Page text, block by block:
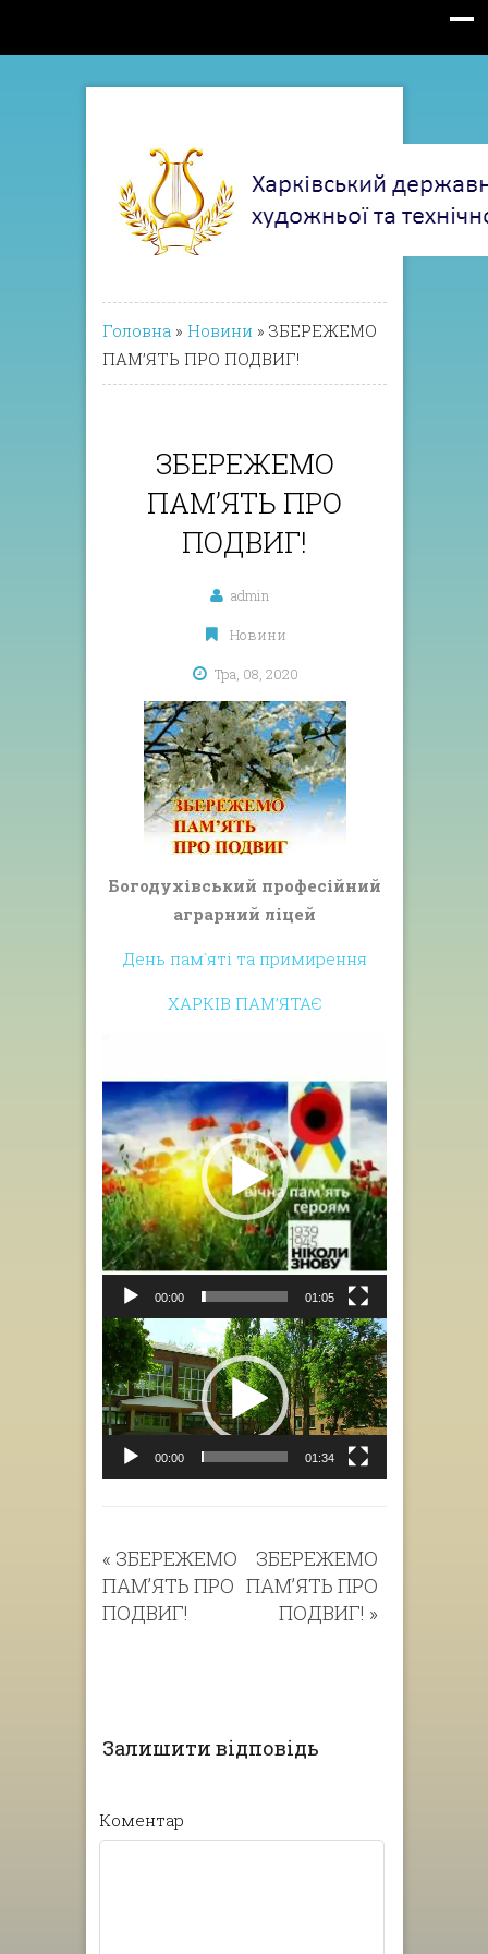
Головна » Новини » ЗБЕРЕЖЕМО
ПАМ’ЯТЬ ПРО ПОДВИГ!
ЗБЕРЕЖЕМО
ПАМ’ЯТЬ ПРО
ПОДВИГ!
admin
Новини
Тра, 08, 2020
Богодухівський професійний
аграрний ліцей
День пам`яті та примирення
ХАРКІВ ПАМ’ЯТАЄ
00:00 01:05
Відеопрогравач
00:00 01:34
« ЗБЕРЕЖЕМО
ПАМ’ЯТЬ ПРО
ПОДВИГ!
ЗБЕРЕЖЕМО
ПАМ’ЯТЬ ПРО
ПОДВИГ! »
Залишити відповідь
Коментар